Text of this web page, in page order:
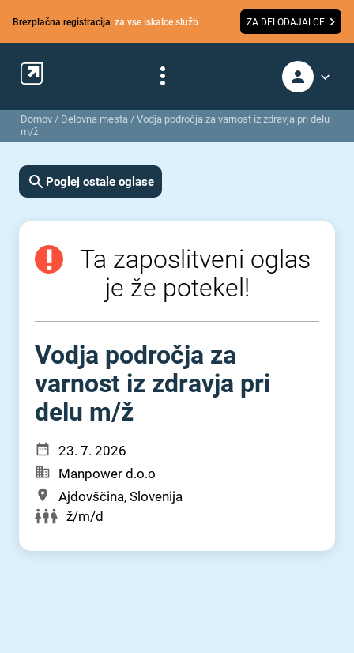
Brezplačna registracija za vse iskalce služb ZA DELODAJALCE
Domov / Delovna mesta / Vodja področja za varnost iz zdravja pri delu
m/ž
Poglej ostale oglase
Ta zaposlitveni oglas
je že potekel!
Vodja področja za
varnost iz zdravja pri
delu m⁠/⁠ž
23. 7. 2026
Manpower d.o.o
Ajdovščina, Slovenija
ž/m/d